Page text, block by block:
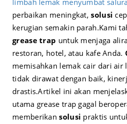
limbah lemak menyumbat
perbaikan meningkat,solusi
kerugian semakin parah.Kami
grease trap untuk menjaga
restoran, hotel, atau kafe Anda.
memisahkan lemak cair dari air
tidak dirawat dengan baik,
drastis.Artikel ini akan
utama grease trap gagal
memberikansolusi praktis